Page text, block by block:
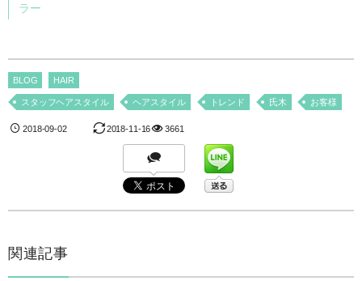
ラー
BLOG HAIR
スタッフヘアスタイル ヘアスタイル トレンド 氏木 お客様
2018-09-02 2018-11-16 3661
関連記事